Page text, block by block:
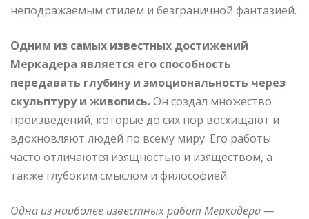
неподражаемым стилем и безграничной фантазией.
Одним из самых известных достижений
Меркадера является его способность
передавать глубину и эмоциональность через
скульптуру и живопись.Он создал множество
произведений, которые до сих пор восхищают и
вдохновляют людей по всему миру. Его работы
часто отличаются изящностью и изяществом, а
также глубоким смыслом и философией.
Одна из наиболее известных работ Меркадера —